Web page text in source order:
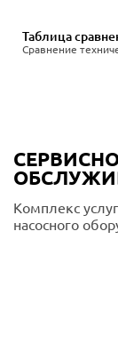
Сравнение
Таблица
Комплекс
насосного